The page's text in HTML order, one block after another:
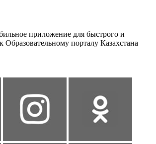
приложение для быстрого и
Образовательному порталу Казахстана